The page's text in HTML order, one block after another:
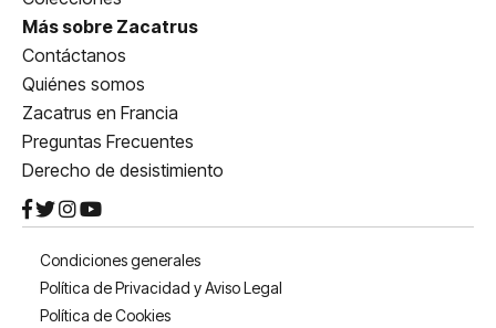
Más sobre Zacatrus
Contáctanos
Quiénes somos
Zacatrus en Francia
Preguntas Frecuentes
Derecho de desistimiento
Condiciones generales
Política de Privacidad y Aviso Legal
Política de Cookies